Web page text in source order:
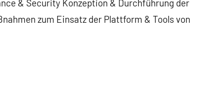
& Security Konzeption & Durchführung der
zum Einsatz der Plattform & Tools von